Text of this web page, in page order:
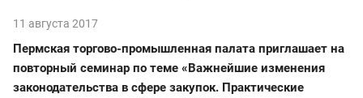
11 августа 2017
Пермская торгово-промышленная палата приглашает на
повторный семинар по теме «Важнейшие изменения
законодательства в сфере закупок. Практические